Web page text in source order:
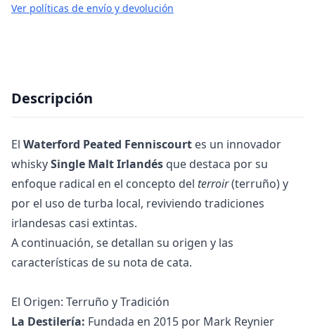
Ver políticas de envío y devolución
Descripción
El Waterford Peated Fenniscourt es un innovador
whiskySingle Malt Irlandés que destaca por su
enfoque radical en el concepto del terroir(terruño) y
por el uso de turba local, reviviendo tradiciones
irlandesas casi extintas.
A continuación, se detallan su origen y las
características de su nota de cata.
El Origen: Terruño y Tradición
La Destilería: Fundada en 2015 por Mark Reynier